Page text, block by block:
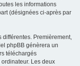
les informations
(désignées ci-après par
différentes. Premièrement,
phpBB génèrera un
téléchargés
Les deux